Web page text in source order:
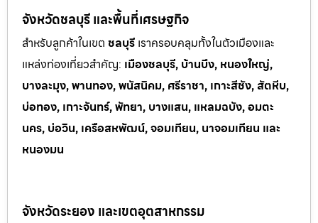
จังหวัดชลบุรี และพื้นที่เศรษฐกิจ
สำหรับลูกค้าในเขต ชลบุรี เราครอบคลุมทั้งในตัวเมืองและ
แหล่งท่องเที่ยวสำคัญ: เมืองชลบุรี, บ้านบึง, หนองใหญ่,
บางละมุง, พานทอง, พนัสนิคม, ศรีราชา, เกาะสีชัง, สัตหีบ,
บ่อทอง, เกาะจันทร์, พัทยา, บางแสน, แหลมฉบัง, อมตะ
นคร, บ่อวิน, เครือสหพัฒน์, จอมเทียน, นาจอมเทียน และ
หนองมน
จังหวัดระยอง และเขตอุตสาหกรรม